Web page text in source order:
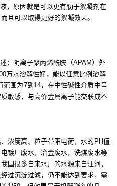
，原因就是可以更有肋于絮凝剂在
且可以取得更好的絮凝效果。
：阴离子聚丙烯酰胺（APAM）外
万水溶解性好，能以任意比例溶解
围为7到14，在中性碱性介质中呈
敏感，与高价金属离子能交联成不
浓度高、粒子带阳电荷，水的PH值
镀厂废水，冶金废水，洗煤废水等
国很多自来水厂的水源来自江河，
过沉淀过滤，仍不能达到要求，需